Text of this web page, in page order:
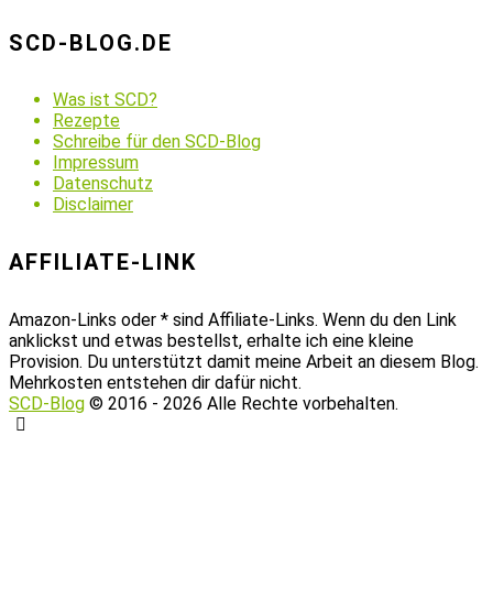
SCD-BLOG.DE
Was ist SCD?
Rezepte
Schreibe für den SCD-Blog
Impressum
Datenschutz
Disclaimer
AFFILIATE-LINK
Amazon-Links oder * sind Affiliate-Links. Wenn du den Link
anklickst und etwas bestellst, erhalte ich eine kleine
Provision. Du unterstützt damit meine Arbeit an diesem Blog.
Mehrkosten entstehen dir dafür nicht.
SCD-Blog © 2016 - 2026 Alle Rechte vorbehalten.